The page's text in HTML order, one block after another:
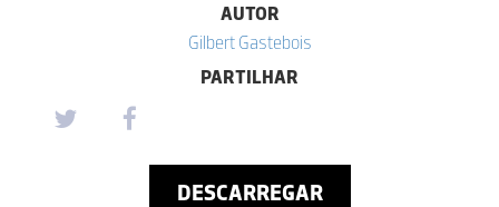
AUTOR
Gilbert Gastebois
PARTILHAR
DESCARREGAR